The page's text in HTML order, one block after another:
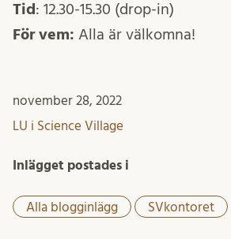
Tid : 12.30-15.30 (drop-in)
För vem: Alla är välkomna!
november 28, 2022
LU i Science Village
Inlägget postades i
Alla blogginlägg SVkontoret